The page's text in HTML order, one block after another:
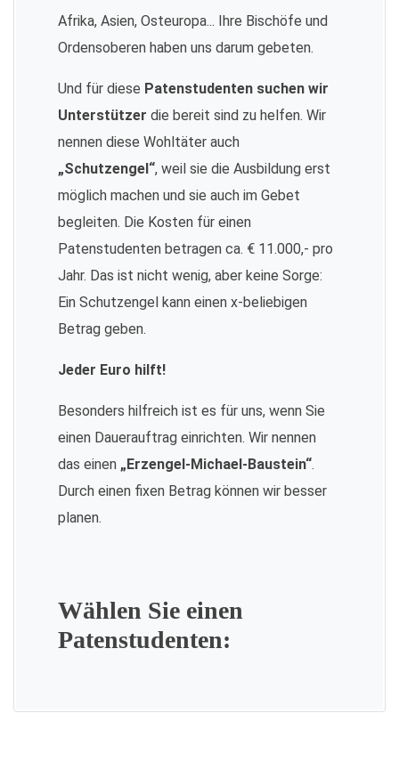
Afrika, Asien, Osteuropa... Ihre Bischöfe und
Ordensoberen haben uns darum gebeten.
Und für diese Patenstudenten suchen wir
Unterstützer die bereit sind zu helfen. Wir
nennen diese Wohltäter auch
„Schutzengel“, weil sie die Ausbildung erst
möglich machen und sie auch im Gebet
begleiten. Die Kosten für einen
Patenstudenten betragen ca. € 11.000,- pro
Jahr. Das ist nicht wenig, aber keine Sorge:
Ein Schutzengel kann einen x-beliebigen
Betrag geben.
Jeder Euro hilft!
Besonders hilfreich ist es für uns, wenn Sie
einen Dauerauftrag einrichten. Wir nennen
das einen „Erzengel-Michael-Baustein“.
Durch einen fixen Betrag können wir besser
planen.
Wählen Sie einen
Patenstudenten: